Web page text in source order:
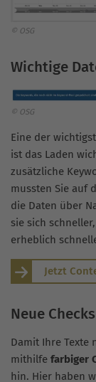
© OSG
Wichtige
© OSG
Eine der
ist das Laden
zusätzliche
mussten Sie auf
die Daten über
sie sich
erheblich
Jetzt
Neue
Damit Ihre Texte
mithilfe farbiger
hin. Hier haben